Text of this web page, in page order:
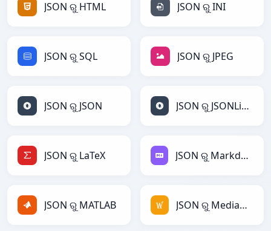
JSON ରୁ HTML JSON ରୁ INI
JSON ରୁ SQL JSON ରୁ JPEG
JSON ରୁ JSON JSON ରୁ JSONLines
JSON ରୁ LaTeX JSON ରୁ Markdown
JSON ରୁ MATLAB JSON ରୁ MediaWiki